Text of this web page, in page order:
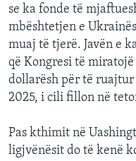
se ka fonde të
mbështetjen e
muaj të tjerë. Javën e
që Kongresi të
dollarësh për të
2025, i cili fillon në
Pas kthimit në
ligjvënësit do të kenë